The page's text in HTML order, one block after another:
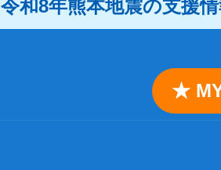
令和8年熊本地震の支援
★